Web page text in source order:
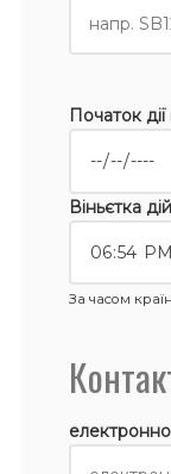
Початок дії
Віньєтка
За часом